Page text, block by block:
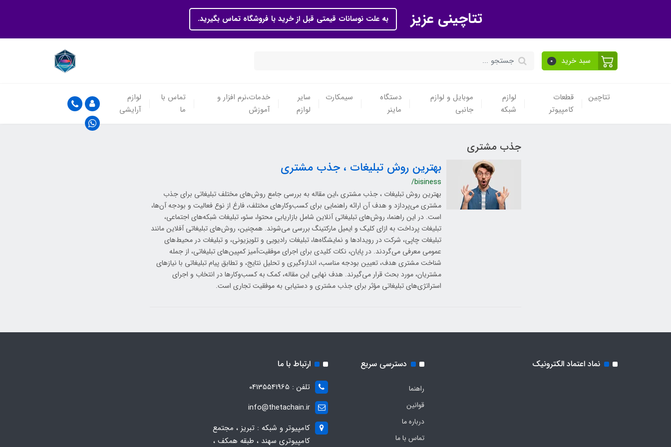
تتاچینی عزیز به علت نوسانات قیمتی قبل از خرید با فروشگاه تماس بگیرید.
سبد خرید 0
تتاچین
قطعات
کامپیوتر
لوازم
شبکه
موبایل و لوازم
جانبی
دستگاه
ماینر
سیمکارت
سایر
لوازم
خدمات،نرم افزار و
آموزش
تماس با
ما
لوازم
آرایشی
جذب مشتری
بهترین روش تبلیغات ، جذب مشتری
/bisiness
بهترین روش تبلیغات ، جذب مشتری ،این مقاله به بررسی جامع روش‌های مختلف تبلیغاتی برای جذب
مشتری می‌پردازد و هدف آن ارائه راهنمایی برای کسب‌وکارهای مختلف، فارغ از نوع فعالیت و بودجه آن‌ها،
است. در این راهنما، روش‌های تبلیغاتی آنلاین شامل بازاریابی محتوا، سئو، تبلیغات شبکه‌های اجتماعی،
تبلیغات پرداخت به ازای کلیک و ایمیل مارکتینگ بررسی می‌شوند. همچنین، روش‌های تبلیغاتی آفلاین مانند
تبلیغات چاپی، شرکت در رویدادها و نمایشگاه‌ها، تبلیغات رادیویی و تلویزیونی، و تبلیغات در محیط‌های
عمومی معرفی می‌گردند. در پایان، نکات کلیدی برای اجرای موفقیت‌آمیز کمپین‌های تبلیغاتی، از جمله
شناخت مشتری هدف، تعیین بودجه مناسب، اندازه‌گیری و تحلیل نتایج، و تطابق پیام تبلیغاتی با نیازهای
مشتریان، مورد بحث قرار می‌گیرند. هدف نهایی این مقاله، کمک به کسب‌وکارها در انتخاب و اجرای
استراتژی‌های تبلیغاتی مؤثر برای جذب مشتری و دستیابی به موفقیت تجاری است.
نماد اعتماد الکترونیک دسترسی سریع
راهنما
قوانین
درباره ما
تماس با ما
ارتباط با ما
تلفن : 04135541965
info@thetachain.ir
کامپیوتر و شبکه : تبریز ، مجتمع
کامپیوتری سهند ، طبقه همکف ،